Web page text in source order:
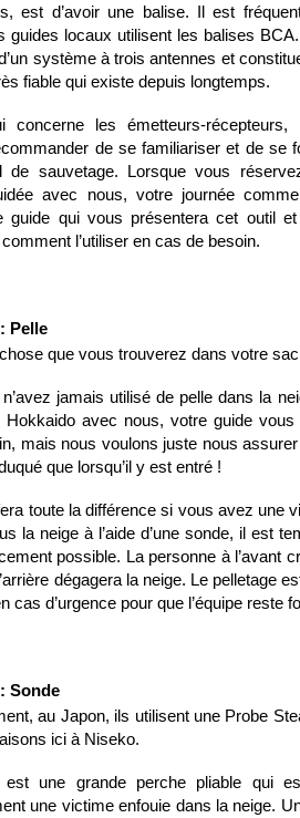
est d’avoir une balise. Il est
guides locaux utilisent les balises
système à trois antennes et
fiable qui existe depuis longtemps.
concerne les émetteurs-
de se familiariser et de se
de sauvetage. Lorsque vous
avec nous, votre journée
guide qui vous présentera cet outil
l’utiliser en cas de besoin.
Pelle
que vous trouverez dans votre
jamais utilisé de pelle dans la
Hokkaido avec nous, votre guide
mais nous voulons juste nous
que lorsqu’il y est entré !
toute la différence si vous avez une
la neige à l’aide d’une sonde, il est
possible. La personne à l’avant
dégagera la neige. Le pelletage
cas d’urgence pour que l’équipe reste
Sonde
au Japon, ils utilisent une Probe
ici à Niseko.
une grande perche pliable qui
une victime enfouie dans la neige.